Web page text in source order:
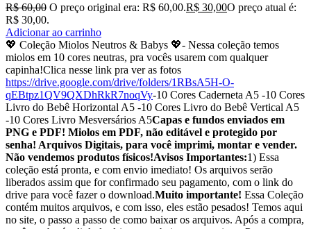
R$60,00 O preço original era: R$ 60,00.R$ 30,00O preço atual é:
R$ 30,00.
Adicionar ao carrinho
💖 Coleção Miolos Neutros & Babys 💖- Nessa coleção temos
miolos em 10 cores neutras, pra vocês usarem com qualquer
capinha!Clica nesse link pra ver as fotos
https://drive.google.com/drive/folders/1RBsA5H-O-
qEBtpz1QV9QXDhRkR7noqVy-10 Cores Caderneta A5 -10 Cores
Livro do Bebê Horizontal A5 -10 Cores Livro do Bebê Vertical A5
-10 Cores Livro Mesversários A5Capas e fundos enviados em
PNG e PDF! Miolos em PDF, não editável e protegido por
senha! Arquivos Digitais, para você imprimi, montar e vender.
Não vendemos produtos físicos!Avisos Importantes:1) Essa
coleção está pronta, e com envio imediato! Os arquivos serão
liberados assim que for confirmado seu pagamento, com o link do
drive para você fazer o download.Muito importante! Essa Coleção
contém muitos arquivos, e com isso, eles estão pesados! Temos aqui
no site, o passo a passo de como baixar os arquivos. Após a compra,